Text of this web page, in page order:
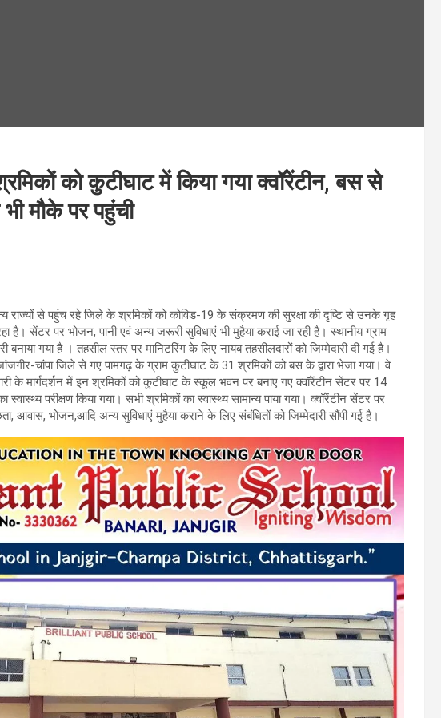
को कुटीघाट में किया गया क्वॉरेंटीन, बस से
मौके पर पहुंची
राज्यों से पहुंच रहे जिले के श्रमिकों को कोविड-19 के संक्रमण की सुरक्षा की दृष्टि से उनके गृह
है। सेंटर पर भोजन, पानी एवं अन्य जरूरी सुविधाएं भी मुहैया कराई जा रही है। स्थानीय ग्राम
बनाया गया है । तहसील स्तर पर मानिटरिंग के लिए नायब तहसीलदारों को जिम्मेदारी दी गई है।
चांपा जिले से गए पामगढ़ के ग्राम कुटीघाट के 31 श्रमिकों को बस के द्वारा भेजा गया। वे
के मार्गदर्शन में इन श्रमिकों को कुटीघाट के स्कूल भवन पर बनाए गए क्वॉरेंटीन सेंटर पर 14
परीक्षण किया गया। सभी श्रमिकों का स्वास्थ्य सामान्य पाया गया। क्वॉरेंटीन सेंटर पर
आवास, भोजन,आदि अन्य सुविधाएं मुहैया कराने के लिए संबंधितों को जिम्मेदारी सौंपी गई है।